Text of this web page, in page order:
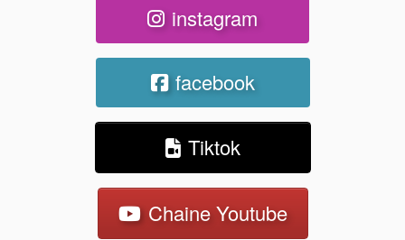
instagram
facebook
Tiktok
Chaine Youtube